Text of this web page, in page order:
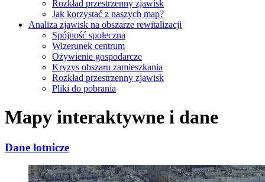
Rozkład przestrzenny zjawisk
Jak korzystać z naszych map?
Analiza zjawisk na obszarze rewitalizacji
Spójność społeczna
Wizerunek centrum
Ożywienie gospodarcze
Kryzys obszaru zamieszkania
Rozkład przestrzenny zjawisk
Pliki do pobrania
Mapy interaktywne i dane
Dane lotnicze